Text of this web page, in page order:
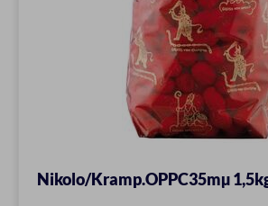
Nikolo/Kramp.OPPC35mµ